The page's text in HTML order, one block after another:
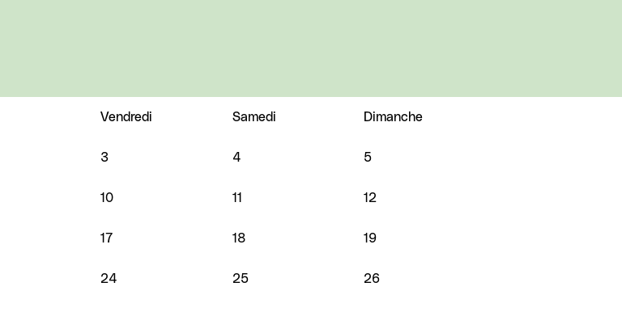
Vendredi Samedi Dimanche
3 4 5
10 11 12
17 18 19
24 25 26